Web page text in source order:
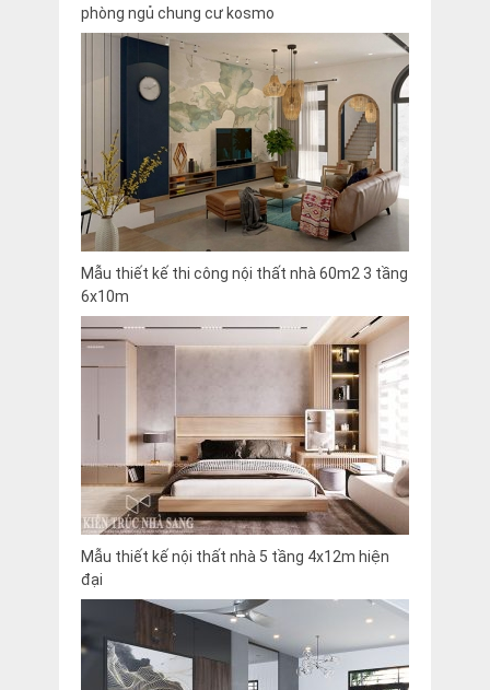
phòng ngủ chung cư kosmo
Mẫu thiết kế thi công nội thất nhà 60m2 3 tầng
6x10m
Mẫu thiết kế nội thất nhà 5 tầng 4x12m hiện
đại